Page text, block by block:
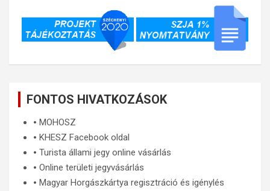
FONTOS HIVATKOZÁSOK
🞄 MOHOSZ
🞄 KHESZ Facebook oldal
🞄 Turista állami jegy online vásárlás
🞄 Online területi jegyvásárlás
🞄 Magyar Horgászkártya regisztráció és igénylés